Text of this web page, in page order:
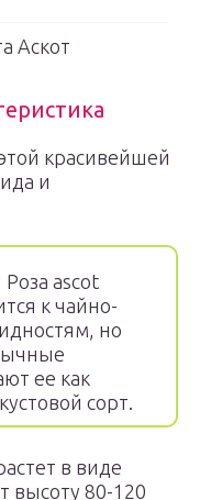
Аскот
красивейшей
и
Роза ascot
к чайно-
но
ее как
сорт.
в виде
высоту 80-120